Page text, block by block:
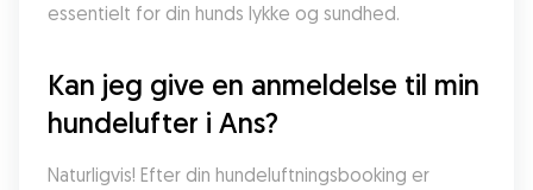
essentielt for din hunds lykke og sundhed.
Kan jeg give en anmeldelse til min
hundelufter i Ans?
Naturligvis! Efter din hundeluftningsbooking er